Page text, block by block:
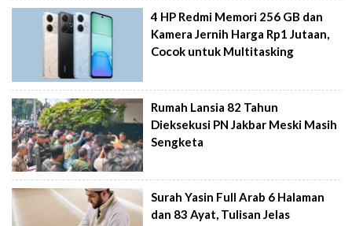
4 HP Redmi Memori 256 GB dan
Kamera Jernih Harga Rp1 Jutaan,
Cocok untuk Multitasking
Rumah Lansia 82 Tahun
Dieksekusi PN Jakbar Meski Masih
Sengketa
Surah Yasin Full Arab 6 Halaman
dan 83 Ayat, Tulisan Jelas